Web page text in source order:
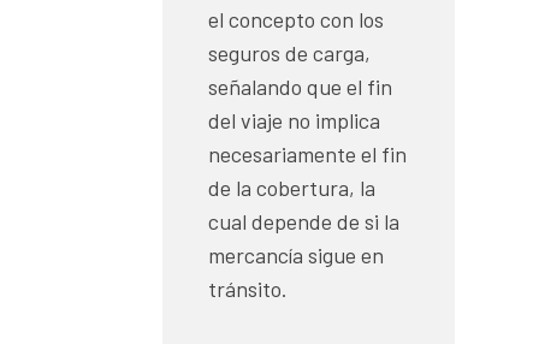
el concepto con los
seguros de carga,
señalando que el fin
del viaje no implica
necesariamente el fin
de la cobertura, la
cual depende de si la
mercancía sigue en
tránsito.